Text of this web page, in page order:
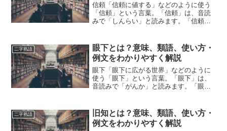
信頼「信頼に値する」などのように使う
「信頼」という言葉。「信頼」は、音読
みで「しんらい」と読みます。「信頼」
方や類語について、小説などの用例を紹
介しながら、わかりやすく解...
二字熟語
眼下とは？意味、類語、使い方・
例文をわかりやすく解説
眼下「眼下に広がる世界」などのように
使う「眼下」という言葉。「眼下」は、
音読みで「がんか」と読みます。「眼
い方や類語について、小説などの用例を
紹介しながら、わかりやすく...
二字熟語
旧知とは？意味、類語、使い方・
例文をわかりやすく解説